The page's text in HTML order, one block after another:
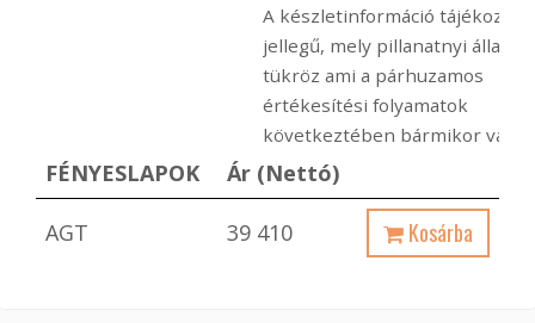
A készletinformáció
jellegű, mely pillanatnyi
tükröz ami a párhuzamos
értékesítési folyamatok
következtében bármikor
FÉNYESLAPOK Ár (Nettó)
AGT 39 410 Kosárba